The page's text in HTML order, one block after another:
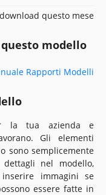
questo mese
modello
Rapporti Modelli
la tua azienda e
Gli elementi
sono semplicemente
dettagli nel modello,
immagini se
essere fatte in